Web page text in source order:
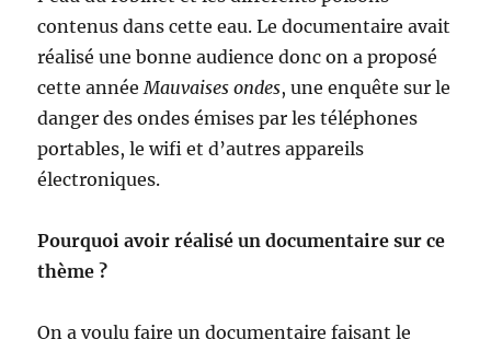
contenus dans cette eau. Le documentaire avait
réalisé une bonne audience donc on a proposé
cette annéeMauvaises ondes, une enquête sur le
danger des ondes émises par les téléphones
portables, le wifi et d’autres appareils
électroniques.
Pourquoi avoir réalisé un documentaire sur ce
thème ?
On a voulu faire un documentaire faisant le